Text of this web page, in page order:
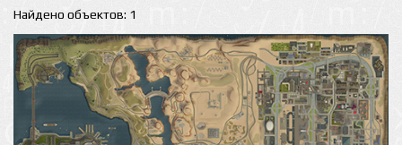
Найдено объектов: 1